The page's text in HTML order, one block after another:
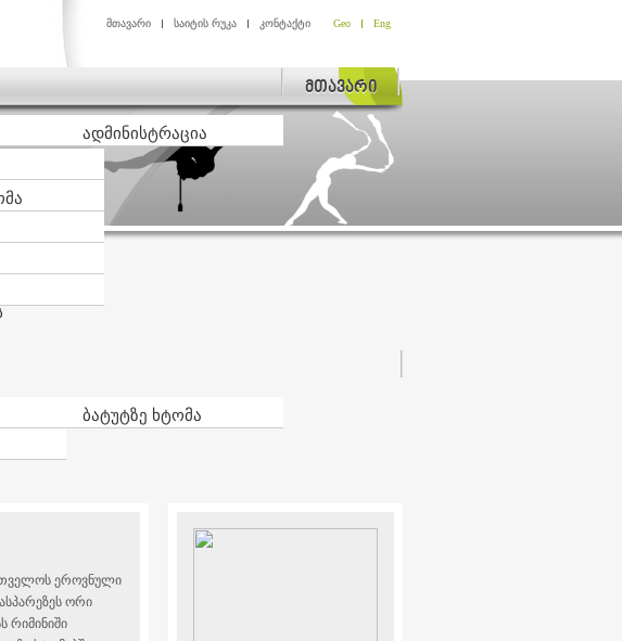
მთავარი საიტის რუკა კონტაქტი Geo Eng
ადმინისტრაცია
მთავარი
ბატუტზე ხტომა
ეროვნული
ორი
რიმინიში